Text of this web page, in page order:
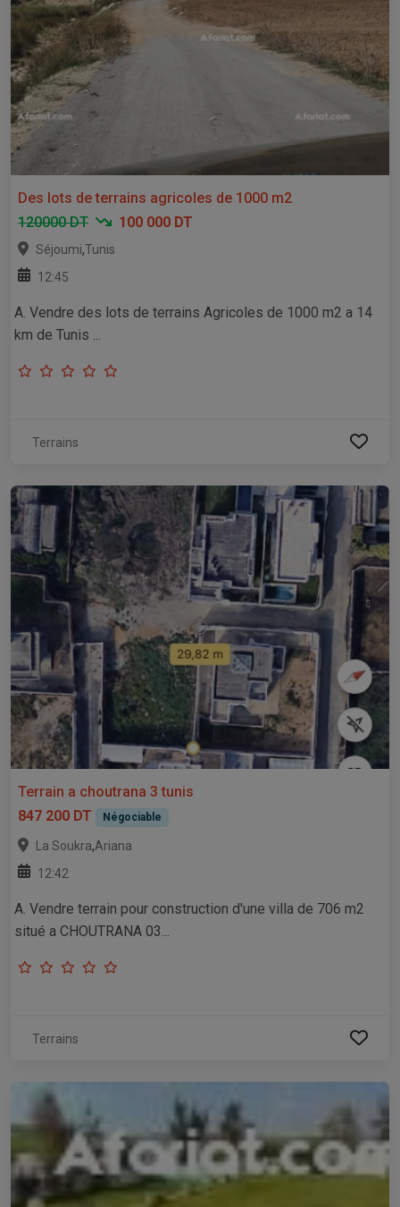
Des lots de terrains agricoles de 1000 m2
120000 DT
100 000 DT
Séjoumi,Tunis
12:45
A. Vendre des lots de terrains Agricoles de 1000 m2 a 14
km de Tunis ...
Terrains
Terrain a choutrana 3 tunis
847 200 DT
Négociable
La Soukra,Ariana
12:42
A. Vendre terrain pour construction d'une villa de 706 m2
situé a CHOUTRANA 03...
Terrains